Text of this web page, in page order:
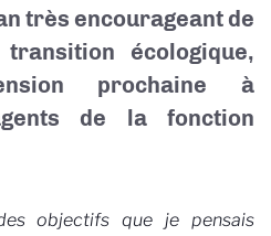
très encourageant de
écologique,
prochaine à
de la fonction
objectifs que je pensais